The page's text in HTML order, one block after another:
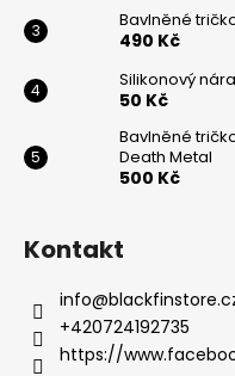
Bavlněné
490 Kč
Silikonový
50 Kč
Bavlněné
Death Metal
500 Kč
Kontakt
info@
+420724192735
https://